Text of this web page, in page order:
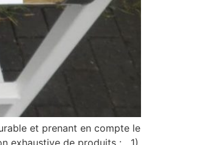
et prenant en compte le